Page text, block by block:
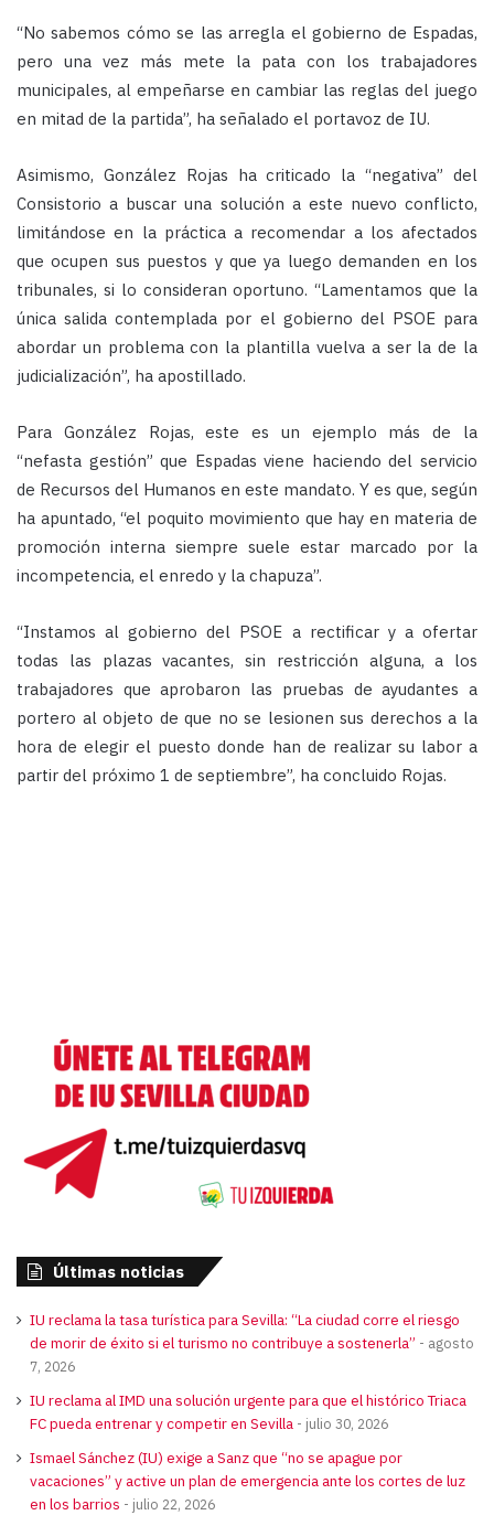
“No sabemos cómo se las arregla el gobierno de Espadas,
pero una vez más mete la pata con los trabajadores
municipales, al empeñarse en cambiar las reglas del juego
en mitad de la partida”, ha señalado el portavoz de IU.
Asimismo, González Rojas ha criticado la “negativa” del
Consistorio a buscar una solución a este nuevo conflicto,
limitándose en la práctica a recomendar a los afectados
que ocupen sus puestos y que ya luego demanden en los
tribunales, si lo consideran oportuno. “Lamentamos que la
única salida contemplada por el gobierno del PSOE para
abordar un problema con la plantilla vuelva a ser la de la
judicialización”, ha apostillado.
Para González Rojas, este es un ejemplo más de la
“nefasta gestión” que Espadas viene haciendo del servicio
de Recursos del Humanos en este mandato. Y es que, según
ha apuntado, “el poquito movimiento que hay en materia de
promoción interna siempre suele estar marcado por la
incompetencia, el enredo y la chapuza”.
“Instamos al gobierno del PSOE a rectificar y a ofertar
todas las plazas vacantes, sin restricción alguna, a los
trabajadores que aprobaron las pruebas de ayudantes a
portero al objeto de que no se lesionen sus derechos a la
hora de elegir el puesto donde han de realizar su labor a
partir del próximo 1 de septiembre”, ha concluido Rojas.
Últimas noticias
IU reclama la tasa turística para Sevilla: “La ciudad corre el riesgo
de morir de éxito si el turismo no contribuye a sostenerla”
agosto
7, 2026
IU reclama al IMD una solución urgente para que el histórico Triaca
FC pueda entrenar y competir en Sevilla
julio 30, 2026
Ismael Sánchez (IU) exige a Sanz que “no se apague por
vacaciones” y active un plan de emergencia ante los cortes de luz
en los barrios
julio 22, 2026